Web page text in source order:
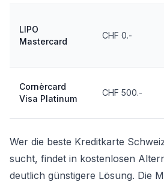
LIPO
Mastercard
CHF 0.-
Cornèrcard
Visa Platinum
CHF 500.-
Wer die beste Kreditkarte
sucht, findet in kostenlosen
deutlich günstigere Lösung. Die